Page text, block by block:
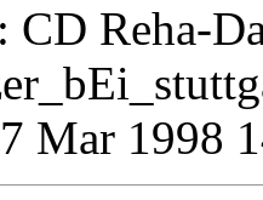
CD Reha-
Mar 1998